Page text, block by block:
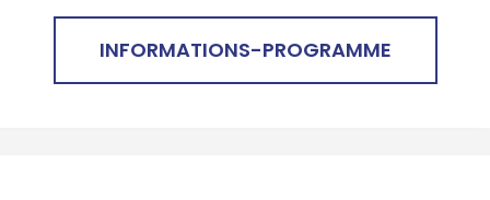
INFORMATIONS-PROGRAMME